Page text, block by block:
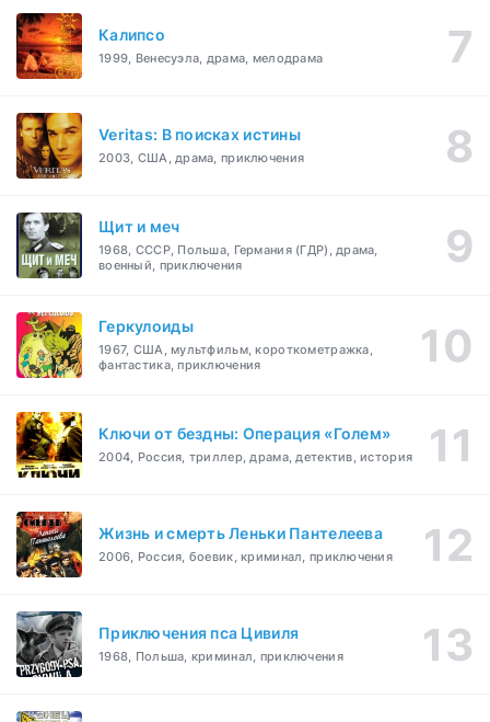
Калипсо
1999, Венесуэла, драма, мелодрама
Veritas: В поисках истины
2003, США, драма, приключения
Щит и меч
1968, СССР, Польша, Германия (ГДР), драма,
военный, приключения
Геркулоиды
1967, США, мультфильм, короткометражка,
фантастика, приключения
Ключи от бездны: Операция «Голем»
2004, Россия, триллер, драма, детектив, история
Жизнь и смерть Леньки Пантелеева
2006, Россия, боевик, криминал, приключения
Приключения пса Цивиля
1968, Польша, криминал, приключения